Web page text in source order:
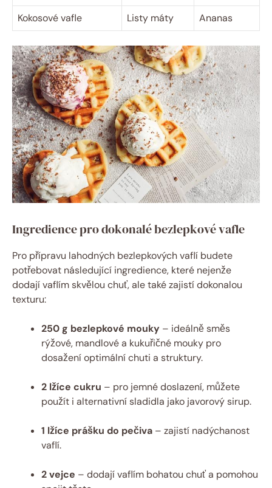
Kokosové vafle
Listy máty Ananas
Ingredience pro dokonalé bezlepkové vafle
Pro přípravu lahodných bezlepkových vaflí budete
potřebovat následující ingredience, které nejenže
dodají vaflím skvělou chuť, ale také zajistí dokonalou
texturu:
250 g bezlepkové mouky – ideálně směs
rýžové, mandlové a kukuřičné mouky pro
dosažení optimální chuti a struktury.
2 lžíce cukru – pro jemné doslazení, můžete
použít i alternativní sladidla jako javorový sirup.
1 lžíce prášku do pečiva – zajistí nadýchanost
vaflí.
2 vejce – dodají vaflím bohatou chuť a pomohou